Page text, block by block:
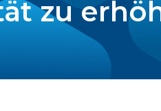
zu